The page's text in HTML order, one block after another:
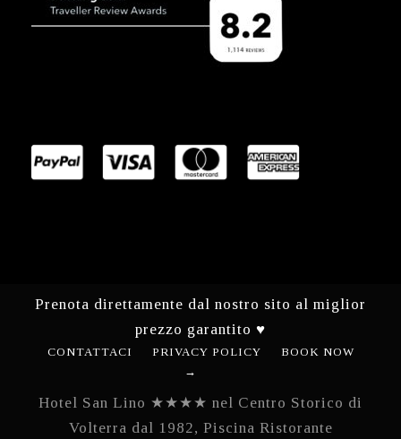
Prenota direttamente dal nostro sito al miglior
prezzo garantito ♥
CONTATTACI PRIVACY POLICY
BOOK NOW
→
Hotel San Lino ★★★★ nel Centro Storico di
Volterra dal 1982, Piscina Ristorante